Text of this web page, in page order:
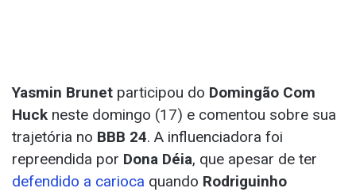
Yasmin Brunet participou do Domingão Com
Huck neste domingo (17) e comentou sobre sua
trajetória no BBB 24. A influenciadora foi
repreendida por Dona Déia, que apesar de ter
defendido a carioca quando Rodriguinho